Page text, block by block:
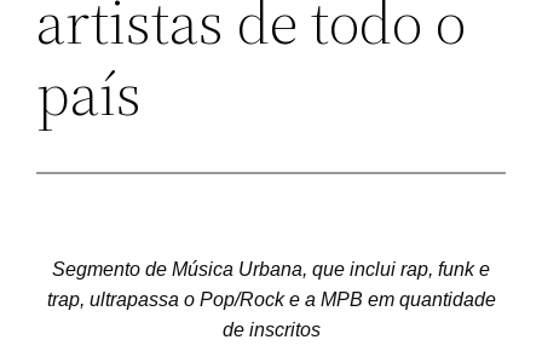
artistas de todo o
país
Segmento de Música Urbana, que inclui rap, funk e
trap, ultrapassa o Pop/Rock e a MPB em quantidade
de inscritos